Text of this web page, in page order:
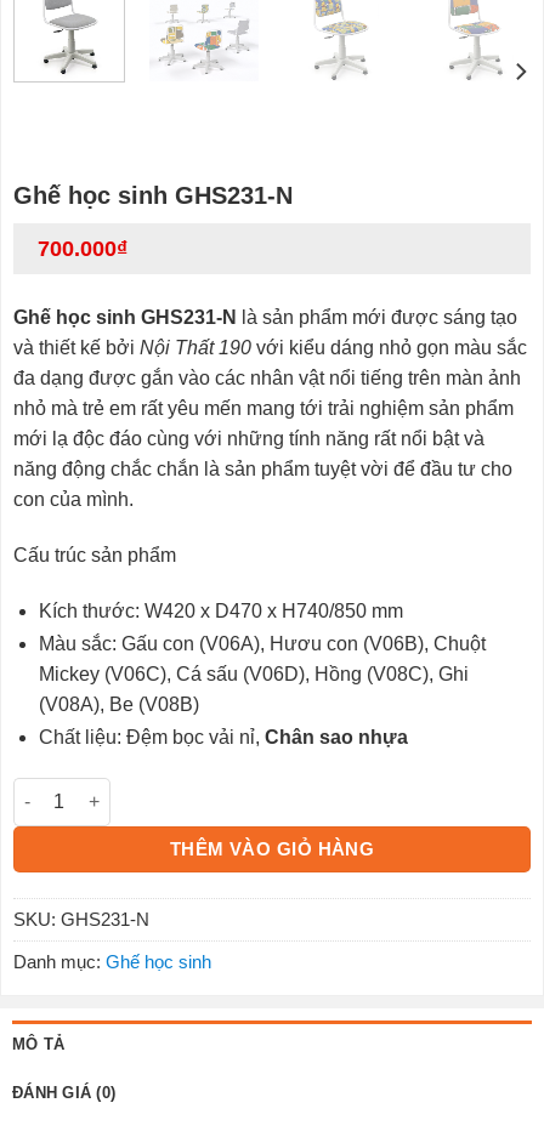
Ghế học sinh GHS231-N
700.000₫
Ghế học sinh GHS231-N
là sản phẩm mới được sáng tạo
và thiết kế bởi Nội Thất 190 với kiểu dáng nhỏ gọn màu sắc
đa dạng được gắn vào các nhân vật nổi tiếng trên màn ảnh
nhỏ mà trẻ em rất yêu mến mang tới trải nghiệm sản phẩm
mới lạ độc đáo cùng với những tính năng rất nổi bật và
năng động chắc chắn là sản phẩm tuyệt vời để đầu tư cho
con của mình.
Cấu trúc sản phẩm
Kích thước: W420 x D470 x H740/850 mm
Màu sắc: Gấu con (V06A), Hươu con (V06B), Chuột
Mickey (V06C), Cá sấu (V06D), Hồng (V08C), Ghi
(V08A), Be (V08B)
Chất liệu: Đệm bọc vải nỉ, Chân sao nhựa
Ghế học sinh GHS231-N số lượng
THÊM VÀO GIỎ HÀNG
SKU: GHS231-N
Danh mục: Ghế học sinh
MÔ TẢ
ĐÁNH GIÁ (0)